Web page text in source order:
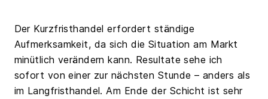
Der Kurzfristhandel erfordert ständige
Aufmerksamkeit, da sich die Situation am Markt
minütlich verändern kann. Resultate sehe ich
sofort von einer zur nächsten Stunde – anders als
im Langfristhandel. Am Ende der Schicht ist sehr